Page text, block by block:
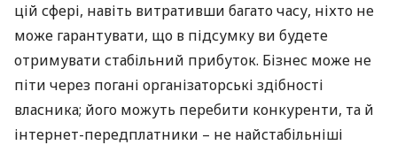
цій сфері, навіть витративши багато часу, ніхто не
може гарантувати, що в підсумку ви будете
отримувати стабільний прибуток. Бізнес може не
піти через погані організаторські здібності
власника; його можуть перебити конкуренти, та й
інтернет-передплатники – не найстабільніші